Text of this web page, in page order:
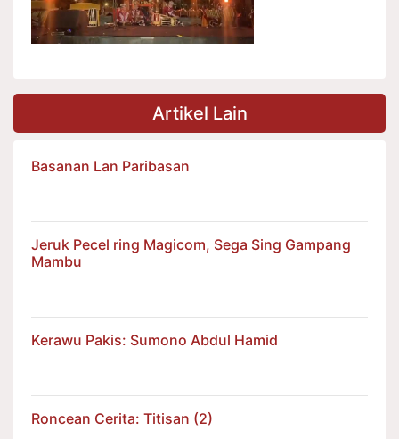
Artikel Lain
Basanan Lan Paribasan
Jeruk Pecel ring Magicom, Sega Sing Gampang
Mambu
Kerawu Pakis: Sumono Abdul Hamid
Roncean Cerita: Titisan (2)